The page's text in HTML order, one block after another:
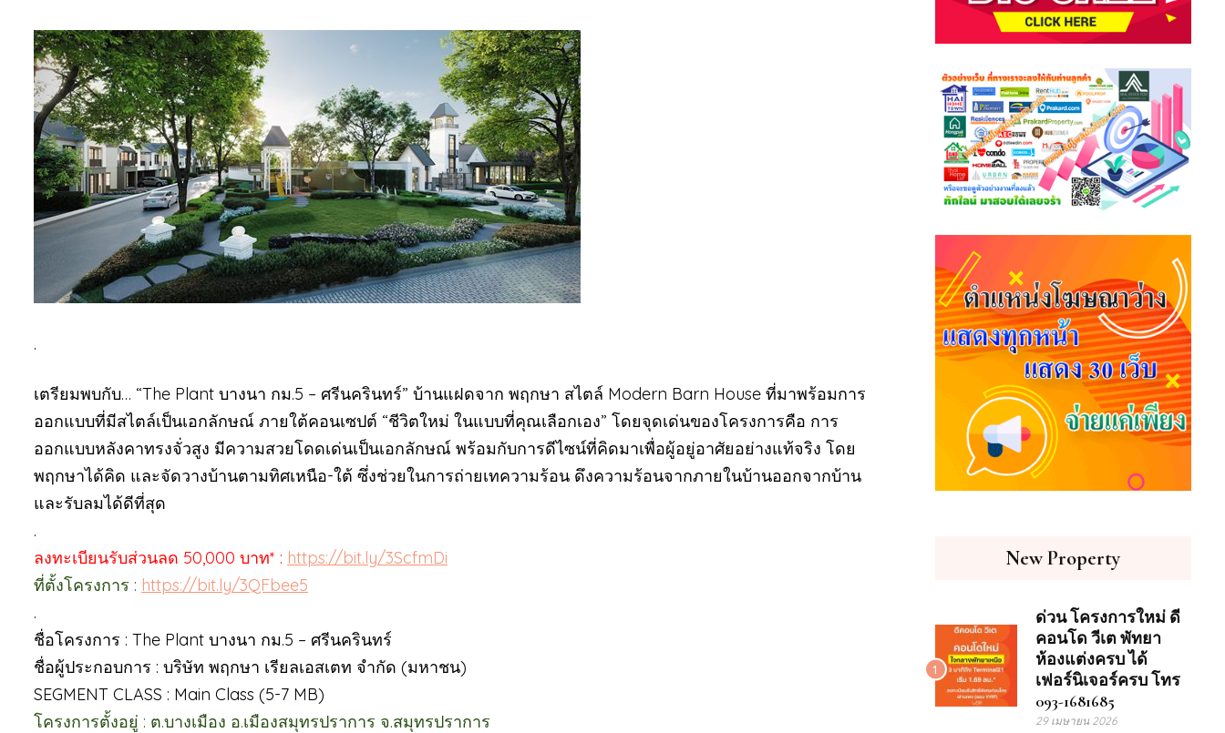
.
เตรียมพบกับ… “The Plant บางนา กม.5 – ศรีนครินทร์” บ้านแฝดจาก พฤกษา สไตล์ Modern Barn House ที่มาพร้อมการ
ออกแบบที่มีสไตล์เป็นเอกลักษณ์ ภายใต้คอนเซปต์ “ชีวิตใหม่ ในแบบที่คุณเลือกเอง” โดยจุดเด่นของโครงการคือ การ
ออกแบบหลังคาทรงจั่วสูง มีความสวยโดดเด่นเป็นเอกลักษณ์ พร้อมกับการดีไซน์ที่คิดมาเพื่อผู้อยู่อาศัยอย่างแท้จริง โดย
พฤกษาได้คิด และจัดวางบ้านตามทิศเหนือ-ใต้ ซึ่งช่วยในการถ่ายเทความร้อน ดึงความร้อนจากภายในบ้านออกจากบ้าน
และรับลมได้ดีที่สุด
.
ลงทะเบียนรับส่วนลด 50,000 บาท* : https://bit.ly/3ScfmDi
ที่ตั้งโครงการ : https://bit.ly/3QFbee5
.
ชื่อโครงการ : The Plant บางนา กม.5 – ศรีนครินทร์
ชื่อผู้ประกอบการ : บริษัท พฤกษา เรียลเอสเตท จำกัด (มหาชน)
SEGMENT CLASS : Main Class (5-7 MB)
โครงการตั้งอยู่ : ต.บางเมือง อ.เมืองสมุทรปราการ จ.สมุทรปราการ
New Property
1
ด่วน โครงการใหม่ ดี
คอนโด วีเต พัทยา
ห้องแต่งครบ ได้
เฟอร์นิเจอร์ครบ โทร
093-1681685
29 เมษายน 2026